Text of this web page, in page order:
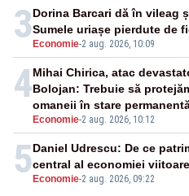
3 Economie-2 aug. 2026, 10:09
Dorina Barcari dă în vileag
Sumele uriașe pierdute de
4
Economie-2 aug. 2026, 10:12
Mihai Chirica, atac
Bolojan: Trebuie să
omaneii în stare
5 Economie-2 aug. 2026, 09:22
Daniel Udrescu: De ce
central al economiei